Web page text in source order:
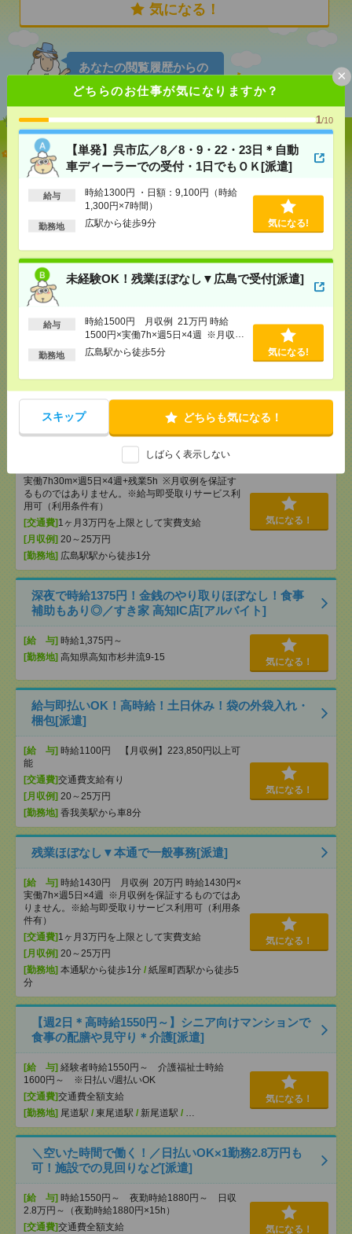
どちらのお仕事が気になりますか？
1/10
【単発】呉市広／8／8・9・22・23日＊自動
車ディーラーでの受付・1日でもＯＫ[派遣]
給与
時給1300円 ・日額：9,100円（時給
1,300円×7時間）
勤務地 広駅から徒歩9分 気になる!
未経験OK！残業ほぼなし▼広島で受付[派遣]
給与
時給1500円 月収例 21万円 時給
1500円×実働7h×週5日×4週 ※月収例
を保証するものではありません。※給
勤務地 広島駅から徒歩5分 気になる!
スキップ どちらも気になる！
しばらく表示しない
×
気になる！
あなたの閲覧履歴からの
おすすめ
【単発】呉市広／8／8・9・22・23日＊自動車ディー
ラーでの受付・1日でもＯＫ[派遣]
[給 与]時給1300円 ・日額：9,100円（時給1,300
[交通費]・自転車通勤可 ・車通勤可(駐車場無料)
気になる！
未経験OK！残業ほぼなし▼広島で受付[派遣]
実働7h×週5日×4週 ※月収例を保証するものではあ
りません。※給与即受取りサービス利用可（利用条
件有）
[月収例]20～25万円
広島駅から徒歩5分
気になる！
未経験OK！残業ほぼなし▼広島駅での受付[派遣]
実働7h30m×週5日×4週+残業5h ※月収例を保証す
るものではありません。※給与即受取りサービス利
用可（利用条件有）
[交通費]1ヶ月3万円を上限として実費支給
[月収例] 20～25万円
[勤務地] 広島駅駅から徒歩1分
気になる！
深夜で時給1375円！金銭のやり取りほぼなし！食事
補助もあり◎／すき家 高知IC店[アルバイト]
[給 与] 時給1,375円～
[勤務地] 高知県高知市杉井流9-15 気になる！
給与即払いOK！高時給！土日休み！袋の外袋入れ・
梱包[派遣]
[給 与] 時給1100円 【月収例】223,850円以上可
能
[交通費]交通費支給有り
[月収例] 20～25万円
[勤務地] 香我美駅から車8分
気になる！
残業ほぼなし▼本通で一般事務[派遣]
[給 与] 時給1430円 月収例 20万円 時給1430円×
実働7h×週5日×4週 ※月収例を保証するものではあ
りません。※給与即受取りサービス利用可（利用条
件有）
[交通費]1ヶ月3万円を上限として実費支給
[月収例] 20～25万円
[勤務地] 本通駅から徒歩1分 / 紙屋町西駅から徒歩5
分
気になる！
【週2日＊高時給1550円～】シニア向けマンションで
食事の配膳や見守り＊介護[派遣]
[給 与] 経験者時給1550円～ 介護福祉士時給
1600円～ ※日払い/週払いOK
[交通費]交通費全額支給
[勤務地] 尾道駅 / 東尾道駅 / 新尾道駅 /
気になる！
＼空いた時間で働く！／日払いOK×1勤務2.8万円も
可！施設での見回りなど[派遣]
[給 与] 時給1550円～ 夜勤時給1880円～ 日収
2.8万円～（夜勤時給1880円×15h）
[交通費]交通費全額支給 気になる！